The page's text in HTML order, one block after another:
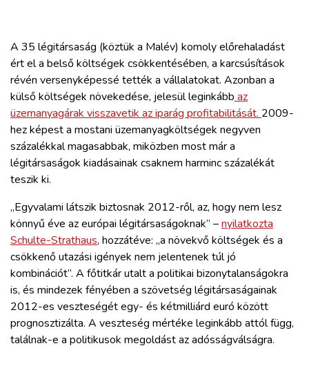
A 35 légitársaság (köztük a Malév) komoly előrehaladást
ért el a belső költségek csökkentésében, a karcsúsítások
révén versenyképessé tették a vállalatokat. Azonban a
külső költségek növekedése, jelesül leginkább az
üzemanyagárak visszavetik az iparág profitabilitását. 2009-
hez képest a mostani üzemanyagköltségek negyven
százalékkal magasabbak, miközben most már a
légitársaságok kiadásainak csaknem harminc százalékát
teszik ki.
„Egyvalami látszik biztosnak 2012-ről, az, hogy nem lesz
könnyű éve az európai légitársaságoknak” –nyilatkozta
Schulte-Strathaus, hozzátéve: „a növekvő költségek és a
csökkenő utazási igények nem jelentenek túl jó
kombinációt”. A főtitkár utalt a politikai bizonytalanságokra
is, és mindezek fényében a szövetség légitársaságainak
2012-es veszteségét egy- és kétmilliárd euró között
prognosztizálta. A veszteség mértéke leginkább attól függ,
találnak-e a politikusok megoldást az adósságválságra.